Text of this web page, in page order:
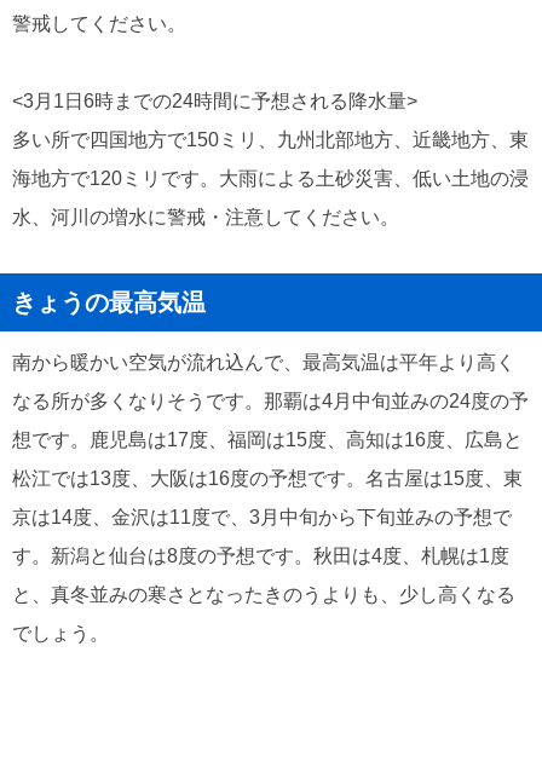
警戒してください。
<3月1日6時までの24時間に予想される降水量>
多い所で四国地方で150ミリ、九州北部地方、近畿地方、東
海地方で120ミリです。大雨による土砂災害、低い土地の浸
水、河川の増水に警戒・注意してください。
きょうの最高気温
南から暖かい空気が流れ込んで、最高気温は平年より高く
なる所が多くなりそうです。那覇は4月中旬並みの24度の予
想です。鹿児島は17度、福岡は15度、高知は16度、広島と
松江では13度、大阪は16度の予想です。名古屋は15度、東
京は14度、金沢は11度で、3月中旬から下旬並みの予想で
す。新潟と仙台は8度の予想です。秋田は4度、札幌は1度
と、真冬並みの寒さとなったきのうよりも、少し高くなる
でしょう。